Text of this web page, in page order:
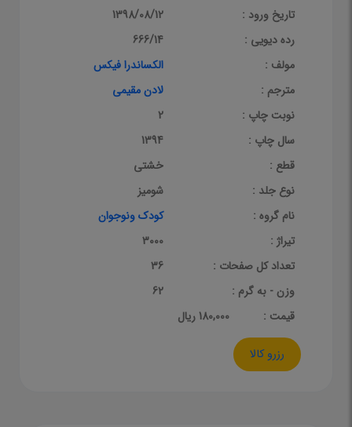
تاریخ ورود :
1398/08/12
رده دیویی :
666/14
مولف :
الکساندرا فیکس
مترجم :
لادن مقیمی
نوبت چاپ :
2
سال چاپ :
1394
قطع :
خشتی
نوع جلد :
شومیز
نام گروه :
کودک ونوجوان
تیراژ :
3000
تعداد کل صفحات :
36
وزن - به گرم :
62
قيمت :
180,000 ریال
رزرو کالا